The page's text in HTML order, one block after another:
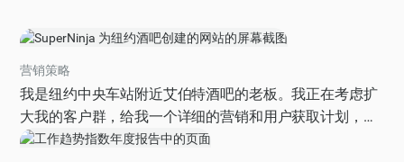
营销策略
我是纽约中央车站附近艾伯特酒吧的老板。我正在考虑扩
大我的客户群，给我一个详细的营销和用户获取计划，然
后把它变成一个展示不同方法和潜在影响的互动网站，因